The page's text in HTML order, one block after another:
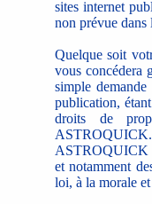
sites internet
non prévue dans
Quelque soit
vous concédera
simple
publication,
droits de
ASTROQUICK.
ASTROQUICK
et notamment
loi, à la morale